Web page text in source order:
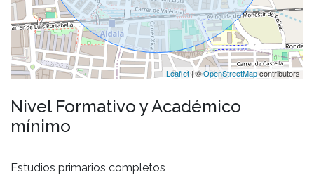
Leaflet| ©OpenStreetMapcontributors
Nivel Formativo y Académico
mínimo
Estudios primarios completos